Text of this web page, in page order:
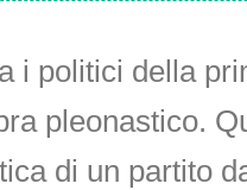
i politici della
pleonastico.
di un partito